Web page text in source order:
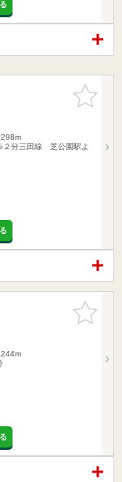
お気に入
りに追加
２分三田線 芝公園駅よ
お気に入
りに追加